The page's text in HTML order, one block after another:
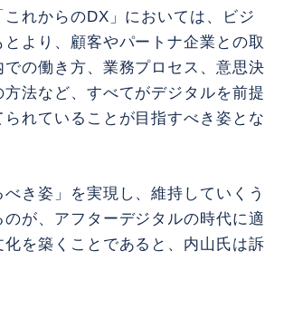
これからのDX」においては、ビジ
とより、顧客やパートナ企業との取
での働き方、業務プロセス、意思決
方法など、すべてがデジタルを前提
られていることが目指すべき姿とな
き姿」を実現し、維持していくう
のが、アフターデジタルの時代に適
化を築くことであると、内山氏は訴